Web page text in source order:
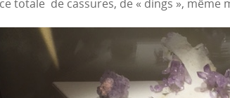
totale de cassures, de « dings »,